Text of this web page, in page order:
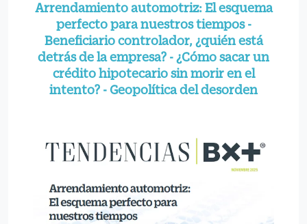
Arrendamiento automotriz: El esquema
perfecto para nuestros tiempos -
Beneficiario controlador, ¿quién está
detrás de la empresa? - ¿Cómo sacar un
crédito hipotecario sin morir en el
intento? - Geopolítica del desorden